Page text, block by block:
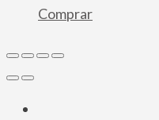
Comprar